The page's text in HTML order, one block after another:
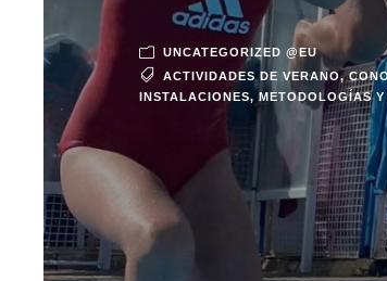
UNCATEGORIZED @EU
ACTIVIDADES DE VERANO,
INSTALACIONES, METODOLOGÍAS